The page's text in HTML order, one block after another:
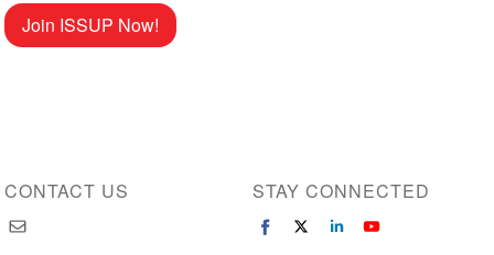
Join ISSUP Now!
CONTACT US STAY CONNECTED